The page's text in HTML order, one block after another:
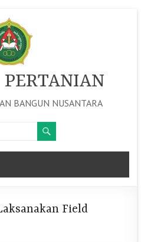
PERTANIAN
BANGUN NUSANTARA
Field